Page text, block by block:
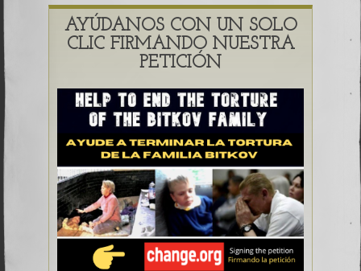
AYÚDANOS CON UN SOLO
CLIC FIRMANDO NUESTRA
PETICIÓN